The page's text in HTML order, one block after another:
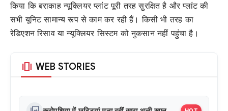
किया कि बराकाह न्यूक्लियर प्लांट पूरी तरह सुरक्षित है और प्लांट की
सभी यूनिट सामान्य रूप से काम कर रही हैं। किसी भी तरह का
रेडिएशन रिसाव या न्यूक्लियर सिस्टम को नुकसान नहीं पहुंचा है।
amp_stories WEB STORIES